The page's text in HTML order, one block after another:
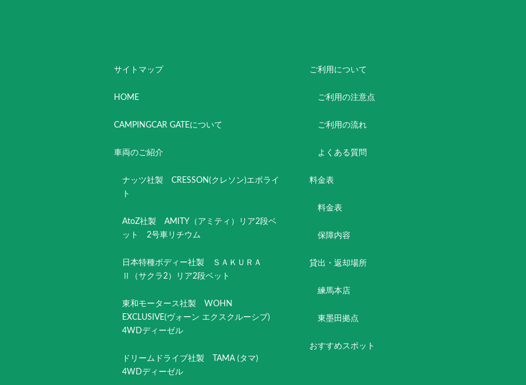
サイトマップ
HOME
CAMPINGCAR GATEについて
車両のご紹介
ナッツ社製 CRESSON(クレソン)エボライ
ト
AtoZ社製 AMITY（アミティ）リア2段ベ
ット 2号車リチウム
日本特種ボディー社製 ＳＡＫＵＲＡ
Ⅱ（サクラ2）リア2段ベット
東和モータース社製 WOHN
EXCLUSIVE(ヴォーン エクスクルーシブ)
4WDディーゼル
ドリームドライブ社製 TAMA (タマ)
4WDディーゼル
ご利用について
ご利用の注意点
ご利用の流れ
よくある質問
料金表
料金表
保障内容
貸出・返却場所
練馬本店
東墨田拠点
おすすめスポット